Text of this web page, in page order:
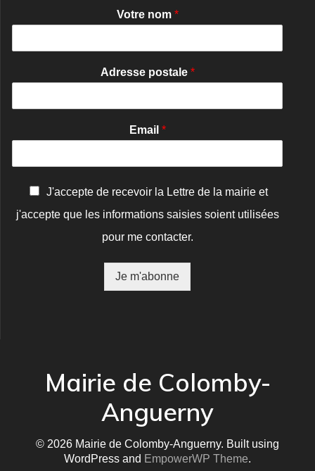
Votre nom *
Adresse postale *
Email *
n
J'accepte de recevoir la Lettre de la mairie et
j'accepte que les informations saisies soient utilisées
pour me contacter.
Je m'abonne
Mairie de Colomby-
Anguerny
© 2026 Mairie de Colomby-Anguerny. Built using
WordPress and EmpowerWP Theme.